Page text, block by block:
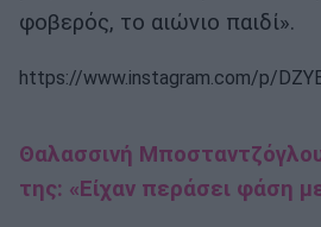
φοβερός, το αιώνιο παιδί».
https://www.instagram.com/p/
Θαλασσινή Μποσταντζόγλου
της: «Είχαν περάσει φάση